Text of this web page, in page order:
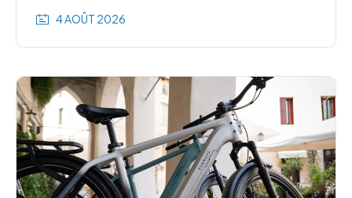
4 AOÛT 2026